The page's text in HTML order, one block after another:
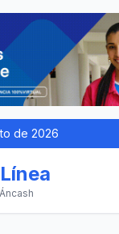
de 2026